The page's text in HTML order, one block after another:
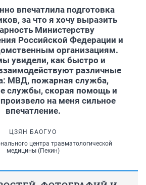
впечатлила подготовка
за что я хочу выразить
Министерству
Российской Федерации и
организациям.
увидели, как быстро и
различные
МВД, пожарная служба,
службы, скорая помощь и
на меня сильное
впечатление.
ЦЗЯН БАОГУО
центра травматологической
медицины (Пекин)